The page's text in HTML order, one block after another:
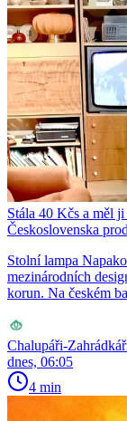
Stála 40 Kčs a měl
Československa
Stolní lampa
mezinárodních
korun. Na českém
Chalupáři-
dnes, 06:05
4 min